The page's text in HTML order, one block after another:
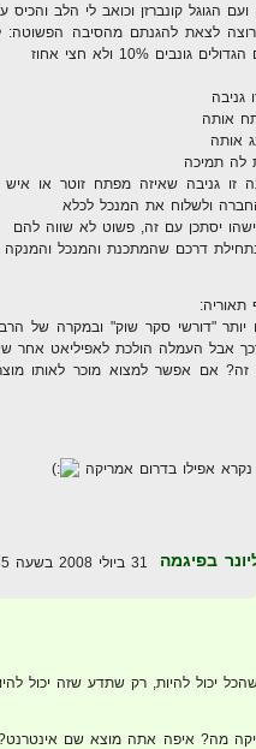
הגוגל קונברזן וכואב לי הלב והכיס
לצאת להגנתם מהסיבה הפשוטה:
10% ולא חצי אחוז
גניבה
אותה
אותה
לה תמיכה
זו גניבה שאיזה מפתח זוטר או
ולשלוח את המנכל לכלא
יסתכן עם זה, פשוט לא שווה להם
דרכם שהמתכנת והמנכל
תאוריה:
"דורשי סקר שוק" ובמקרה של
אבל העמלה הולכת לאפיליאט אחר
זה? אם אפשר למצוא מוכר לאותו
אפילו בדרום אמריקה
בפיגמה
יכול להיות, רק שתדע שזה יכול
מה? איפה אתה מוצא שם